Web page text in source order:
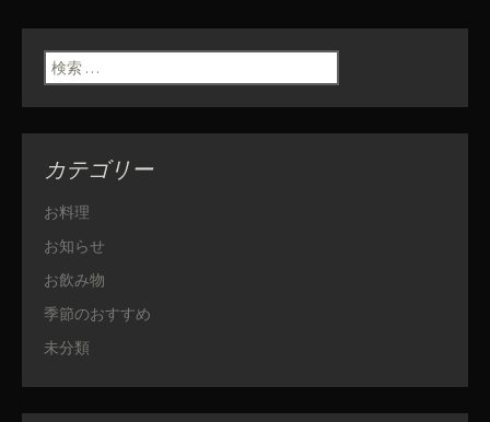
検索:
カテゴリー
お料理
お知らせ
お飲み物
季節のおすすめ
未分類